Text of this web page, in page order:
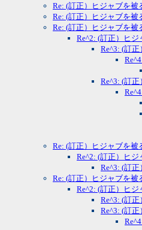
Re: (訂正）ヒジャブを被
Re: (訂正）ヒジャブを被
Re: (訂正）ヒジャブを被
Re^2: (訂正）ヒジ
Re^3: (訂
Re^3: (訂
Re: (訂正）ヒジャブを被
Re^2: (訂正）ヒジ
Re^3: (訂
Re: (訂正）ヒジャブを被
Re^2: (訂正）ヒジ
Re^3: (訂
Re^3: (訂